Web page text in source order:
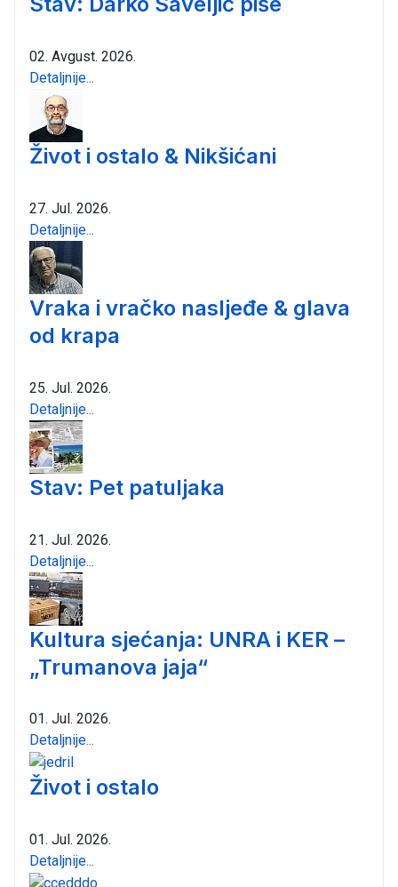
02. Avgust. 2026.
Detaljnije...
Život i ostalo & Nikšićani
27. Jul. 2026.
Detaljnije...
Vraka i vračko nasljeđe & glava
od krapa
25. Jul. 2026.
Detaljnije...
Stav: Pet patuljaka
21. Jul. 2026.
Detaljnije...
Kultura sjećanja: UNRA i KER –
„Trumanova jaja“
01. Jul. 2026.
Detaljnije...
Život i ostalo
01. Jul. 2026.
Detaljnije...